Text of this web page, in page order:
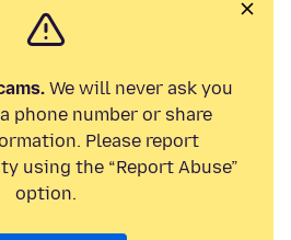
We will never ask you
phone number or share
Please report
using the “Report Abuse”
option.